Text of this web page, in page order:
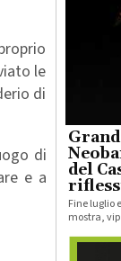
le
di
di
e a
del
Fine luglio
mostra,